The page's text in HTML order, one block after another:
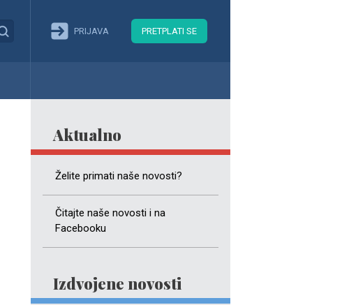
PRIJAVA PRETPLATI SE
Aktualno
Želite primati naše novosti?
Čitajte naše novosti i na
Facebooku
Izdvojene novosti